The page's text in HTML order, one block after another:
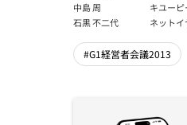
中島 周
キユー
石黒 不二代
ネット
#G1経営者会議2013